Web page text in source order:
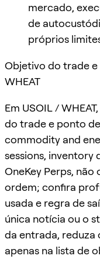
mercado,
de
próprios
Objetivo do trade
WHEAT
Em USOIL /
do trade e ponto
commodity and
sessions, inventory
OneKey Perps,
ordem; confira
usada e regra de
única notícia ou o
da entrada, reduza
apenas na lista de